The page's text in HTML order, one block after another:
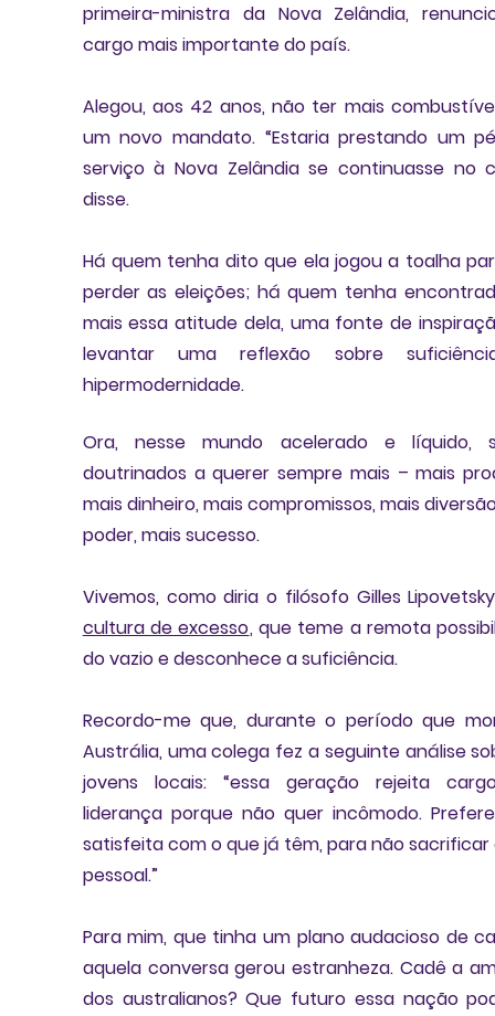
primeira-ministra da Nova Zelândia,
cargo mais importante do país.
Alegou, aos 42 anos, não ter mais
um novo mandato. “Estaria prestando um
serviço à Nova Zelândia se continuasse no
disse.
Há quem tenha dito que ela jogou a toalha
perder as eleições; há quem tenha
mais essa atitude dela, uma fonte de
levantar uma reflexão sobre
hipermodernidade.
Ora, nesse mundo acelerado e líquido,
doutrinados a querer sempre mais – mais
mais dinheiro, mais compromissos, mais
poder, mais sucesso.
Vivemos, como diria o filósofo Gilles Lipovetsky
cultura de excesso, que teme a remota
do vazio e desconhece a suficiência.
Recordo-me que, durante o período que
Austrália, uma colega fez a seguinte análise
jovens locais: “essa geração rejeita
liderança porque não quer incômodo.
satisfeita com o que já têm, para não sacrificar
pessoal.”
Para mim, que tinha um plano audacioso de
aquela conversa gerou estranheza. Cadê a
dos australianos? Que futuro essa nação